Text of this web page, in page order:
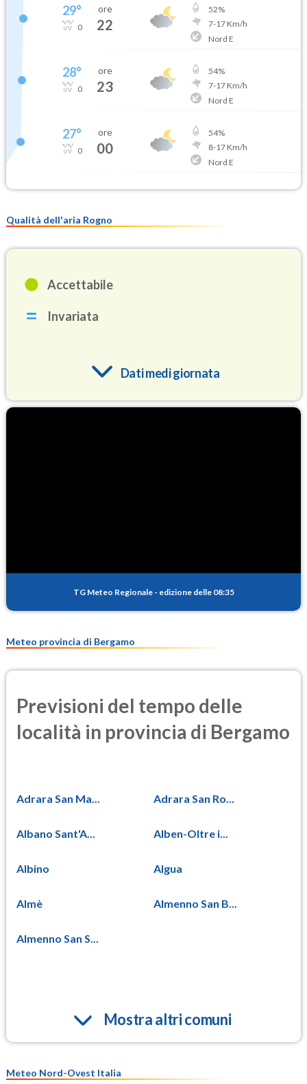
29°
0
ore
22
52%
7-17Km/h
Nord E
28°
0
ore
23
54%
7-17Km/h
Nord E
27°
0
ore
00
54%
8-17Km/h
Nord E
Qualità dell'aria Rogno
Accettabile
Invariata
Dati medi giornata
PM25
TG Meteo Regionale - edizione delle 08:35
Meteo provincia di Bergamo
Previsioni del tempo delle
località in provincia di Bergamo
Adrara San Ma... Adrara San Ro...
Albano Sant'A... Alben-Oltre i...
Albino Algua
Almè Almenno San B...
Almenno San S...
Mostra altri comuni
Meteo Nord-Ovest Italia